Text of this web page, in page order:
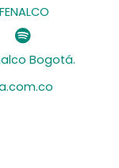
S
p
o
i
Bogotá.